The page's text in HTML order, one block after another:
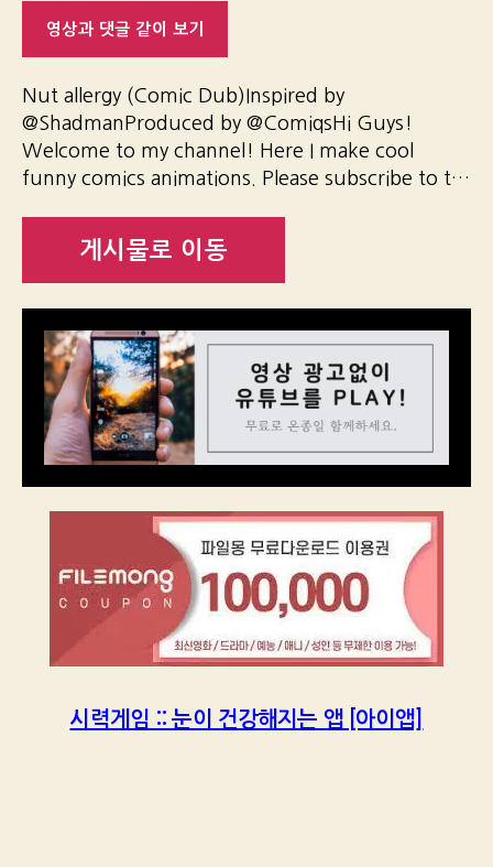
영상과 댓글 같이 보기
Nut allergy (Comic Dub)Inspired by
@ShadmanProduced by @ComiqsHi Guys!
Welcome to my channel! Here I make cool
funny comics animations. Please subscribe to t…
게시물로 이동
시력게임 :: 눈이 건강해지는 앱 [아이앱]